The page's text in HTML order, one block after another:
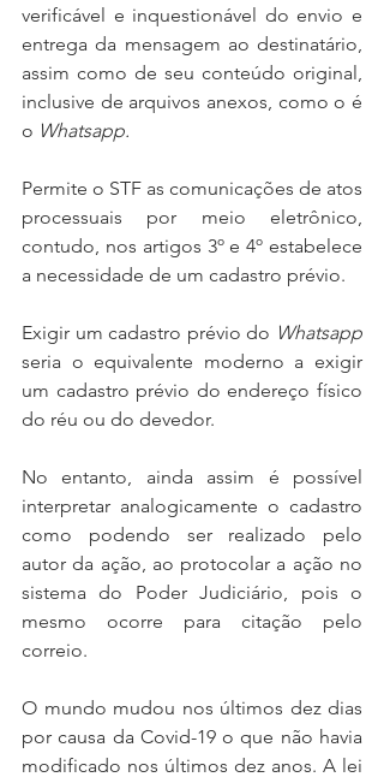
verificável e inquestionável do envio e
entrega da mensagem ao destinatário,
assim como de seu conteúdo original,
inclusive de arquivos anexos, como o é
o Whatsapp.
Permite o STF as comunicações de atos
processuais por meio eletrônico,
contudo, nos artigos 3º e 4º estabelece
a necessidade de um cadastro prévio.
Exigir um cadastro prévio do Whatsapp
seria o equivalente moderno a exigir
um cadastro prévio do endereço físico
do réu ou do devedor.
No entanto, ainda assim é possível
interpretar analogicamente o cadastro
como podendo ser realizado pelo
autor da ação, ao protocolar a ação no
sistema do Poder Judiciário, pois o
mesmo ocorre para citação pelo
correio.
O mundo mudou nos últimos dez dias
por causa da Covid-19 o que não havia
modificado nos últimos dez anos. A lei